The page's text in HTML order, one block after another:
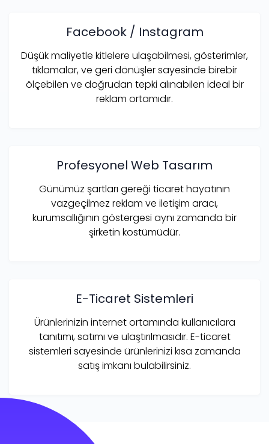
Facebook / Instagram
Düşük maliyetle kitlelere ulaşabilmesi, gösterimler,
tıklamalar, ve geri dönüşler sayesinde birebir
ölçebilen ve doğrudan tepki alınabilen ideal bir
reklam ortamıdır.
Profesyonel Web Tasarım
Günümüz şartları gereği ticaret hayatının
vazgeçilmez reklam ve iletişim aracı,
kurumsallığının göstergesi aynı zamanda bir
şirketin kostümüdür.
E-Ticaret Sistemleri
Ürünlerinizin internet ortamında kullanıcılara
tanıtımı, satımı ve ulaştırılmasıdır. E-ticaret
sistemleri sayesinde ürünlerinizi kısa zamanda
satış imkanı bulabilirsiniz.